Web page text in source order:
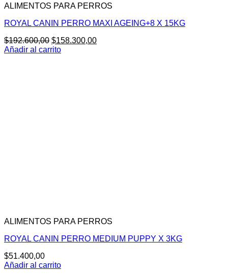
ALIMENTOS PARA PERROS
ROYAL CANIN PERRO MAXI AGEING+8 X 15KG
$192.600,00 El
precio
$158.300,00El
Añadir al carrito
ALIMENTOS PARA PERROS
ROYAL CANIN PERRO MEDIUM PUPPY X 3KG
$51.400,00
Añadir al carrito